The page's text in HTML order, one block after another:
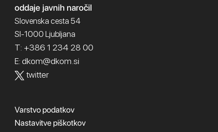
oddaje javnih naročil
Slovenska cesta 54
SI-1000 Ljubljana
T: +386 1 234 28 00
E: dkom@dkom.si
twitter
Varstvo podatkov
Nastavitve piškotkov